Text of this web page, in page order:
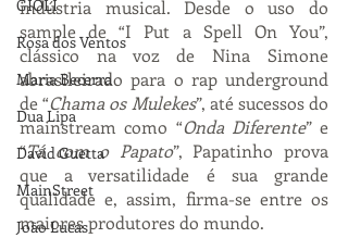
GIOLI
Rosa dos Ventos
Maria Becerra
Dua Lipa
David Guetta
MainStreet
João Lucas
indústria musical. Desde o uso do
sample de “I Put a Spell On You”,
clássico na voz de Nina Simone
abrasileirado para o rap underground
de “Chama os Mulekes”, até sucessos do
mainstream como “Onda Diferente” e
“Tá com o Papato”, Papatinho prova
que a versatilidade é sua grande
qualidade e, assim, firma-se entre os
maiores produtores do mundo.